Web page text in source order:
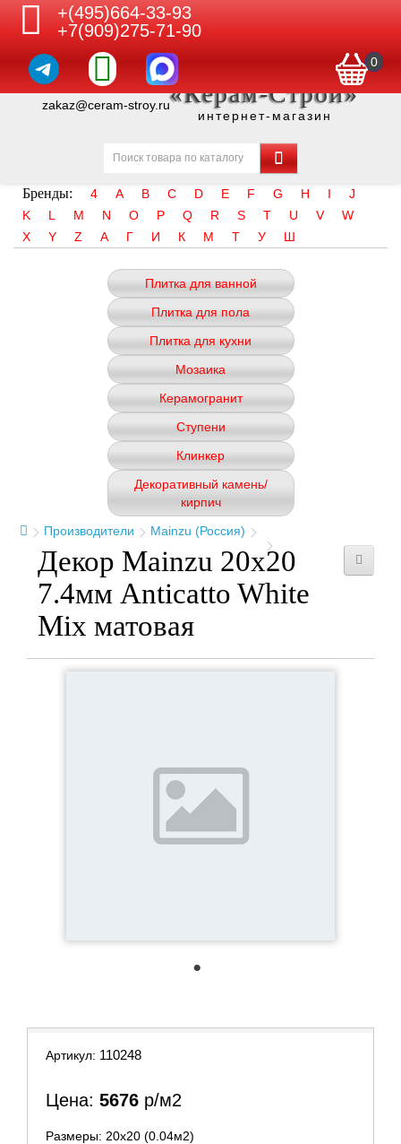
+(495)664-33-93
+7(909)275-71-90
0
zakaz@ceram-stroy.ru«Керам-Строй»
интернет-магазин
Бренды: 4 A B C D E F G H I
J
K
L M N O P Q R S T U V
W
X
Y Z А Г И К М Т У Ш
Плитка для ванной
Плитка для пола
Плитка для кухни
Мозаика
Керамогранит
Ступени
Клинкер
Декоративный камень/
кирпич
Производители
Mainzu (Россия)
Декор Mainzu 20x20
7.4мм Anticatto White
Mix матовая
Артикул: 110248
Цена: 5676 р/м2
Размеры: 20х20 (0.04м2)